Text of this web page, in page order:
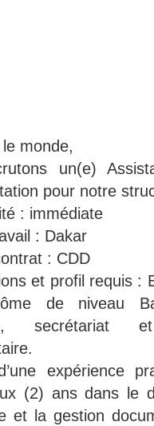
monde,
un(e)
pour notre
: immédiate
: Dakar
: CDD
et profil requis :
de niveau
secrétariat
expérience
(2) ans dans le
et la gestion